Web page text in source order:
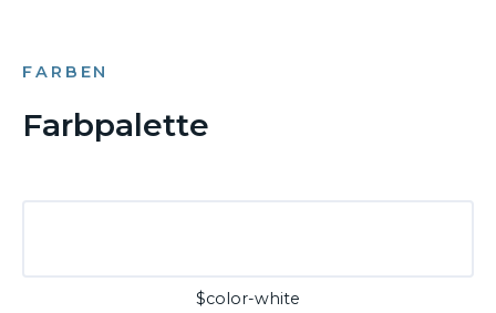
FARBEN
Farbpalette
$color-white